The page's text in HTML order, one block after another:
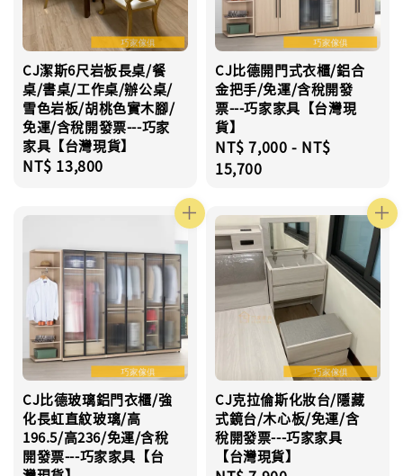
CJ潔斯6尺岩板長桌/餐
桌/書桌/工作桌/辦公桌/
雪色岩板/胡桃色實木腳/
免運/含稅開發票---巧家
家具【台灣現貨】
Regular
NT$ 13,800
CJ比德開門式衣櫃/鋁合
金把手/免運/含稅開發
票---巧家家具【台灣現
貨】
Regular
price
NT$ 7,000 - NT$
15,700
CJ比德玻璃鋁門衣櫃/強
化長虹直紋玻璃/高
196.5/高236/免運/含稅
開發票---巧家家具【台
CJ克拉倫斯化妝台/隱藏
式鏡台/木心板/免運/含
稅開發票---巧家家具
【台灣現貨】